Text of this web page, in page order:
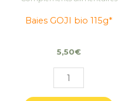
Baies GOJI bio 115g*
5,50€